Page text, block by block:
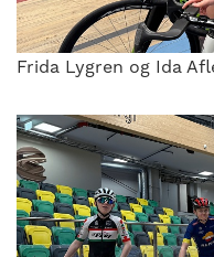
Frida Lygren og Ida